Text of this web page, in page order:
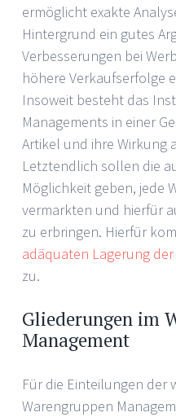
ermöglicht exakte
Hintergrund ein gutes
Verbesserungen bei
höhere Verkaufserfolge
Insoweit besteht das
Managements in einer
Artikel und ihre Wirkung
Letztendlich sollen die
Möglichkeit geben, jede
vermarkten und hierfür
zu erbringen. Hierfür
adäquaten Lagerung der
zu.
Gliederungen im
Management
Für die Einteilungen der
Warengruppen